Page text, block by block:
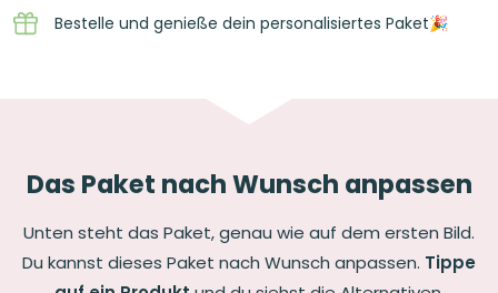
Bestelle und genieße dein personalisiertes Paket🎉
Das Paket nach Wunsch anpassen
Unten steht das Paket, genau wie auf dem ersten Bild.
Du kannst dieses Paket nach Wunsch anpassen. Tippe